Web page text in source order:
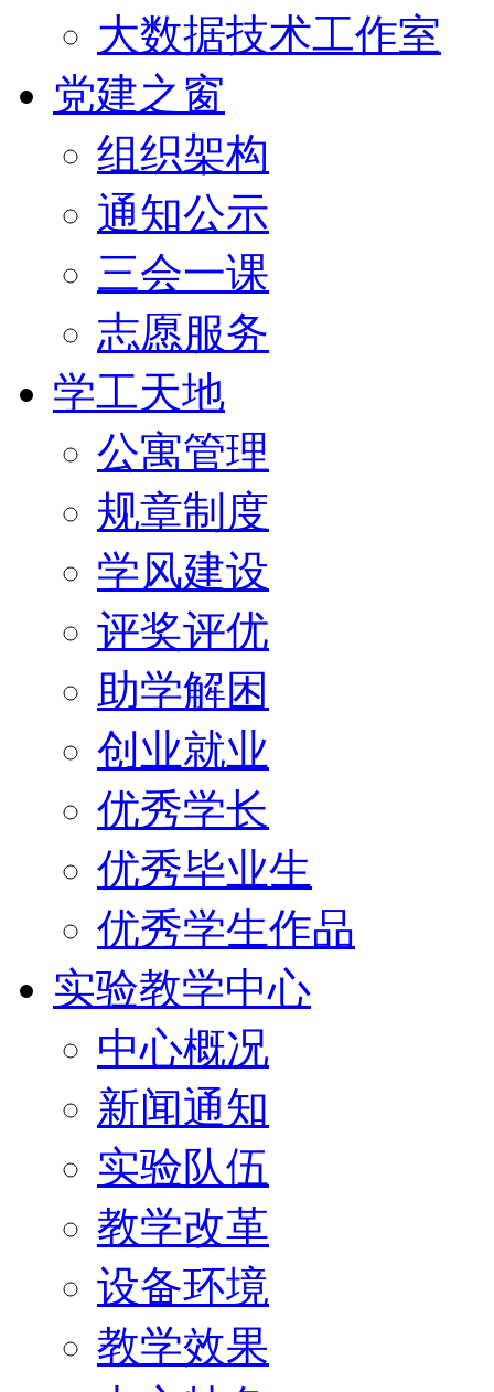
大数据技术工作室
党建之窗
组织架构
通知公示
三会一课
志愿服务
学工天地
公寓管理
规章制度
学风建设
评奖评优
助学解困
创业就业
优秀学长
优秀毕业生
优秀学生作品
实验教学中心
中心概况
新闻通知
实验队伍
教学改革
设备环境
教学效果